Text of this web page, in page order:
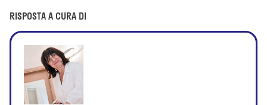
RISPOSTA A CURA DI